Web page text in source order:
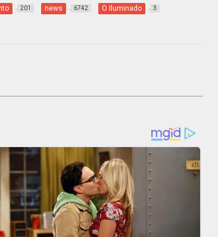
201 news 6742 O Iluminado 3